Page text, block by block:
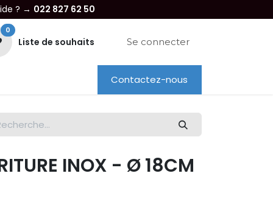
? → 022 827 62 50
0
Liste de souhaits Se connecter
Dépannage Location
Contactez-nous
INOX - Ø 18CM